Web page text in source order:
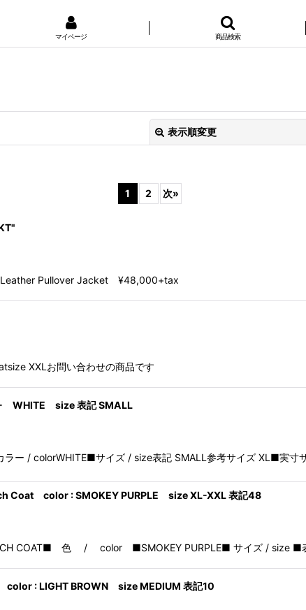
マイページ 商品検索
表示順変更
1 2 次»
Pullover Jacket ¥48,000+tax
XXLお問い合わせの商品です
WHITE size 表記 SMALL
ー / colorWHITE■サイズ / size表記 SMALL参考サイズ XL■実寸
Coat color : SMOKEY PURPLE size XL-XXL 表記48
COAT■ 色 / color ■SMOKEY PURPLE■ サイズ / size
: LIGHT BROWN size MEDIUM 表記10